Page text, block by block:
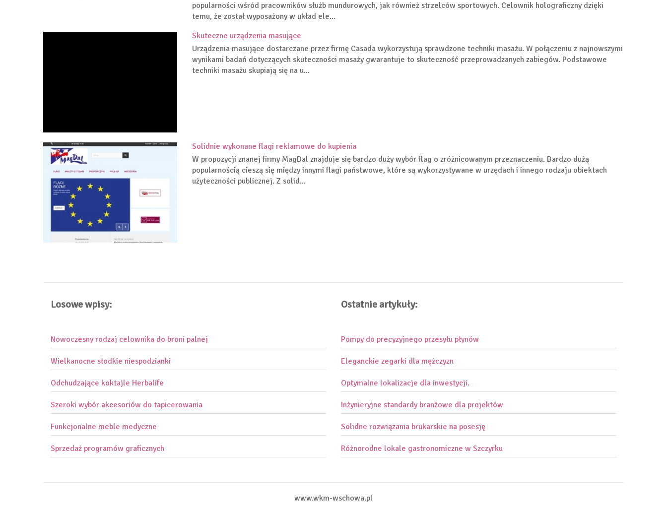
popularności wśród pracowników służb mundurowych, jak również strzelców sportowych. Celownik holograficzny dzięki
temu, że został wyposażony w układ ele...
Skuteczne urządzenia masujące
Urządzenia masujące dostarczane przez firmę Casada wykorzystują sprawdzone techniki masażu. W połączeniu z najnowszymi
wynikami badań dotyczących skuteczności masaży gwarantuje to skuteczność przeprowadzanych zabiegów. Podstawowe
techniki masażu skupiają się na u...
Solidnie wykonane flagi reklamowe do kupienia
W propozycji znanej firmy MagDal znajduje się bardzo duży wybór flag o zróżnicowanym przeznaczeniu. Bardzo dużą
popularnością cieszą się między innymi flagi państwowe, które są wykorzystywane w urzędach i innego rodzaju obiektach
użyteczności publicznej. Z solid...
Losowe wpisy:
Nowoczesny rodzaj celownika do broni palnej
Wielkanocne słodkie niespodzianki
Odchudzające koktajle Herbalife
Szeroki wybór akcesoriów do tapicerowania
Funkcjonalne meble medyczne
Sprzedaż programów graficznych
Ostatnie artykuły:
Pompy do precyzyjnego przesyłu płynów
Eleganckie zegarki dla mężczyzn
Optymalne lokalizacje dla inwestycji.
Inżynieryjne standardy branżowe dla projektów
Solidne rozwiązania brukarskie na posesję
Różnorodne lokale gastronomiczne w Szczyrku
www.wkm-wschowa.pl